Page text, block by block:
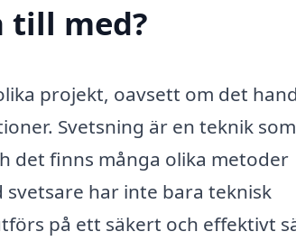
till med?
projekt, oavsett om det
Svetsning är en teknik som
det finns många olika metoder
har inte bara teknisk
på ett säkert och effektivt